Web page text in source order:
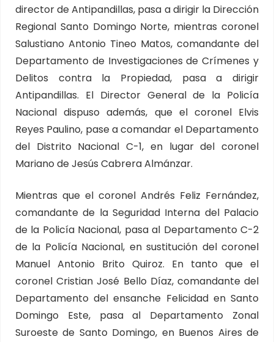
director de Antipandillas, pasa a dirigir la Dirección
Regional Santo Domingo Norte, mientras coronel
Salustiano Antonio Tineo Matos, comandante del
Departamento de Investigaciones de Crímenes y
Delitos contra la Propiedad, pasa a dirigir
Antipandillas. El Director General de la Policía
Nacional dispuso además, que el coronel Elvis
Reyes Paulino, pase a comandar el Departamento
del Distrito Nacional C-1, en lugar del coronel
Mariano de Jesús Cabrera Almánzar.
Mientras que el coronel Andrés Feliz Fernández,
comandante de la Seguridad Interna del Palacio
de la Policía Nacional, pasa al Departamento C-2
de la Policía Nacional, en sustitución del coronel
Manuel Antonio Brito Quiroz. En tanto que el
coronel Cristian José Bello Díaz, comandante del
Departamento del ensanche Felicidad en Santo
Domingo Este, pasa al Departamento Zonal
Suroeste de Santo Domingo, en Buenos Aires de